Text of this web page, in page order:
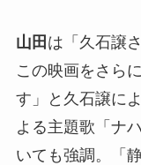
山田 は「久石譲
この映画をさら
す」と久石譲に
よる主題歌「ナ
いても強調。「